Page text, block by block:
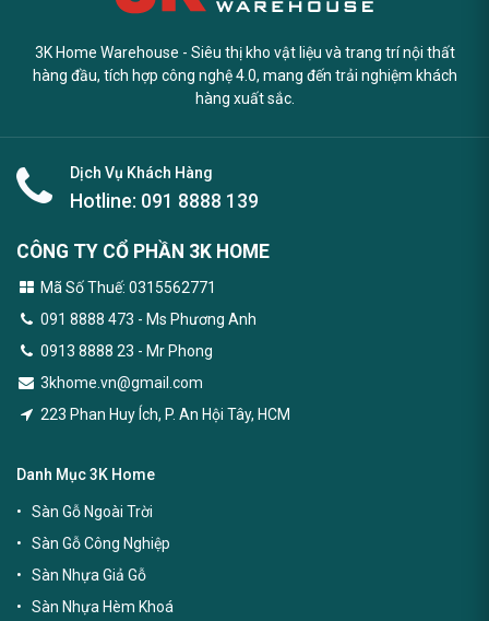
3K Home Warehouse - Siêu thị kho vật liệu và trang trí nội thất
hàng đầu, tích hợp công nghệ 4.0, mang đến trải nghiệm khách
hàng xuất sắc.
Dịch Vụ Khách Hàng
Hotline: 091 8888 139
CÔNG TY CỔ PHẦN 3K HOME
Mã Số Thuế: 0315562771
091 8888 473 - Ms Phương Anh
0913 8888 23 - Mr Phong
3khome.vn@gmail.com
223 Phan Huy Ích, P. An Hội Tây, HCM
Danh Mục 3K Home
Sàn Gỗ Ngoài Trời
Sàn Gỗ Công Nghiệp
Sàn Nhựa Giả Gỗ
Sàn Nhựa Hèm Khoá